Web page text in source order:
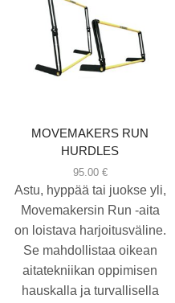
MOVEMAKERS RUN
HURDLES
95.00 €
Astu, hyppää tai juokse yli,
Movemakersin Run -aita
on loistava harjoitusväline.
Se mahdollistaa oikean
aitatekniikan oppimisen
hauskalla ja turvallisella